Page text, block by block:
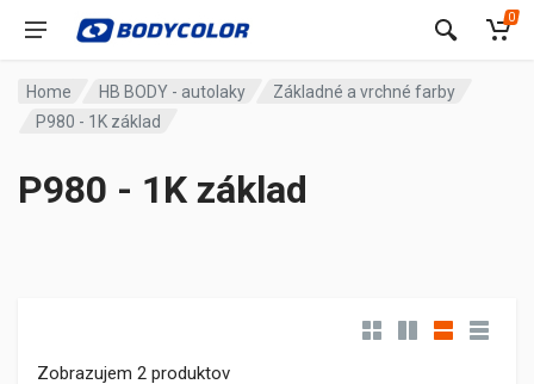
0
Home HB BODY - autolaky
Základné a vrchné farby
P980 - 1K základ
P980 - 1K základ
Zobrazujem 2 produktov